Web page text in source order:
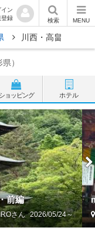
イン
登録
検索 MENU
川西・高畠
県）
ショッピング ホテル
前編
2026/05/24～